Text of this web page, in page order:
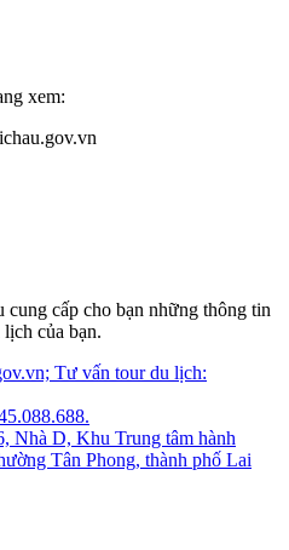
xem:
cấp cho bạn những thông tin
của bạn.
Tư vấn tour du lịch:
Nhà D, Khu Trung tâm hành
Tân Phong, thành phố Lai